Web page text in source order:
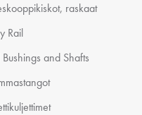
raskaat
Rail
Bushings and Shafts